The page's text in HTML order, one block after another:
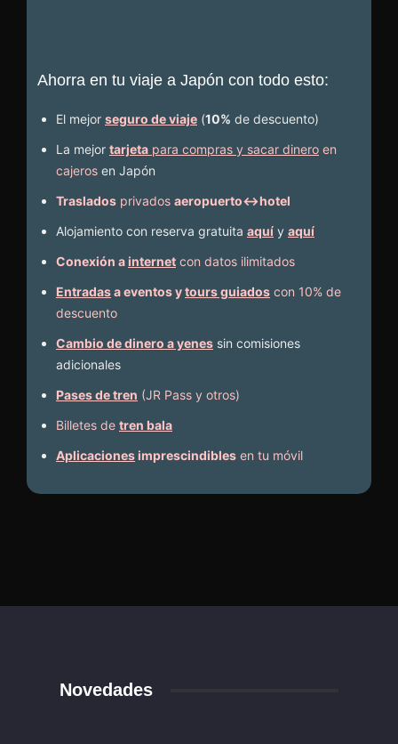
Ahorra en tu viaje a Japón con todo esto:
El mejor seguro de viaje (10% de descuento)
La mejor tarjeta para compras y sacar dinero en
cajeros en Japón
Traslados privados aeropuerto↔hotel
Alojamiento con reserva gratuita aquí y aquí
Conexión ainternet con datos ilimitados
Entradasa eventos ytours guiados con 10% de
descuento
Cambio de dinero a yenes sin comisiones
adicionales
Pases de tren (JR Pass y otros)
Billetes de tren bala
Aplicacionesimprescindibles en tu móvil
Novedades